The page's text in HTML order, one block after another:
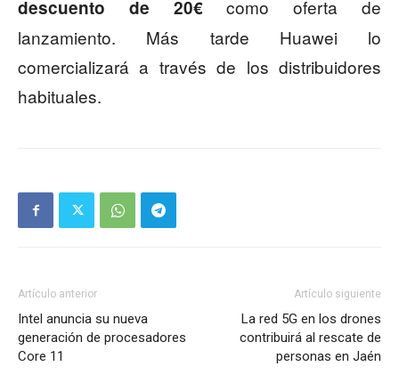
descuento de 20€como oferta de
lanzamiento. Más tarde Huawei lo
comercializará a través de los distribuidores
habituales.
Artículo anterior
Intel anuncia su nueva
generación de procesadores
Core 11
Artículo siguiente
La red 5G en los drones
contribuirá al rescate de
personas en Jaén